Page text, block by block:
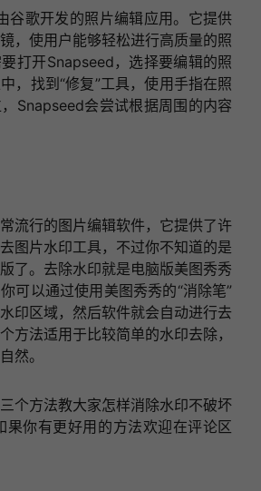
谷歌开发的照片编辑应用。它提供
，使用户能够轻松进行高质量的照
打开Snapseed，选择要编辑的照
，找到“修复”工具，使用手指在照
Snapseed会尝试根据周围的内容
流行的图片编辑软件，它提供了许
图片水印工具，不过你不知道的是
了。去除水印就是电脑版美图秀秀
可以通过使用美图秀秀的“消除笔”
印区域，然后软件就会自动进行去
方法适用于比较简单的水印去除，
然。
个方法教大家怎样消除水印不破坏
果你有更好用的方法欢迎在评论区